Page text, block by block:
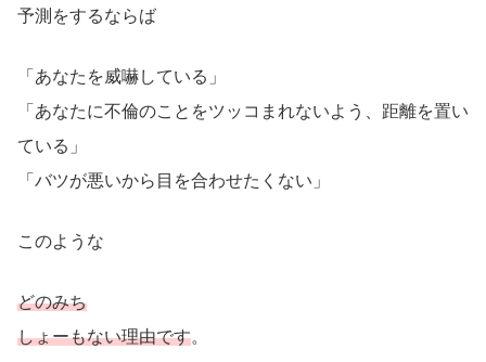
予測をするならば
「あなたを威嚇している」
「あなたに不倫のことをツッコまれないよう、距離を置い
ている」
「バツが悪いから目を合わせたくない」
このような
どのみち
しょーもない理由です。